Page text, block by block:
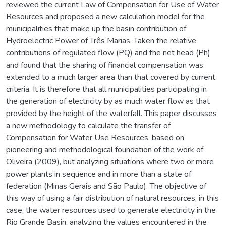
reviewed the current Law of Compensation for Use of Water
Resources and proposed a new calculation model for the
municipalities that make up the basin contribution of
Hydroelectric Power of Três Marias. Taken the relative
contributions of regulated flow (PQ) and the net head (Ph)
and found that the sharing of financial compensation was
extended to a much larger area than that covered by current
criteria. It is therefore that all municipalities participating in
the generation of electricity by as much water flow as that
provided by the height of the waterfall. This paper discusses
a new methodology to calculate the transfer of
Compensation for Water Use Resources, based on
pioneering and methodological foundation of the work of
Oliveira (2009), but analyzing situations where two or more
power plants in sequence and in more than a state of
federation (Minas Gerais and São Paulo). The objective of
this way of using a fair distribution of natural resources, in this
case, the water resources used to generate electricity in the
Rio Grande Basin, analyzing the values encountered in the